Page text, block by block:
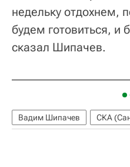
недельку отдохнем,
будем готовиться, и
сказал Шипачев.
Вадим Шипачев СКА